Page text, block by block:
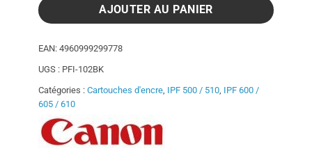
AJOUTER AU PANIER
EAN: 4960999299778
UGS : PFI-102BK
Catégories : Cartouches d'encre IPF 500 / 510 IPF 600 /
605 / 610